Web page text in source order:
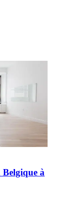
Belgique à